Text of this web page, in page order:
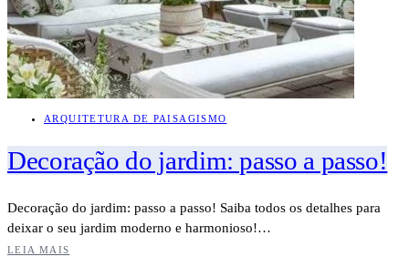
ARQUITETURA DE PAISAGISMO
Decoração do jardim: passo a passo!
Decoração do jardim: passo a passo! Saiba todos os detalhes para
deixar o seu jardim moderno e harmonioso!…
LEIA MAIS